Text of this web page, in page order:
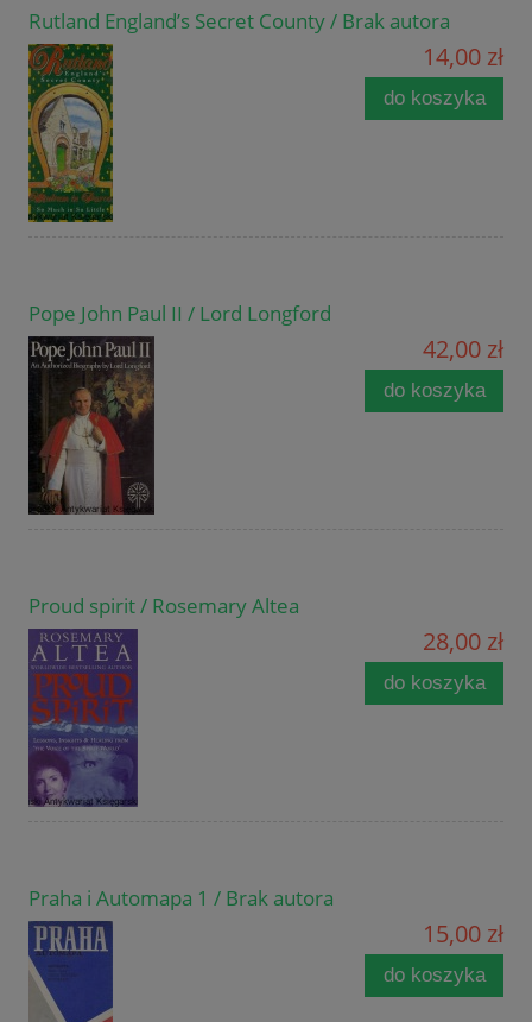
Rutland England’s Secret County / Brak autora
14,00 zł
do koszyka
Pope John Paul II / Lord Longford
42,00 zł
do koszyka
Proud spirit / Rosemary Altea
28,00 zł
do koszyka
Praha i Automapa 1 / Brak autora
15,00 zł
do koszyka